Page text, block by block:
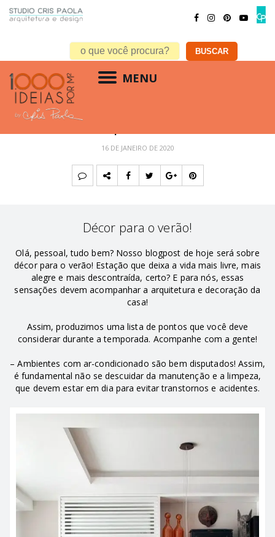
MENU
Décor para o verão!
16 DE JANEIRO DE 2020
Décor para o verão!
Olá, pessoal, tudo bem? Nosso blogpost de hoje será sobre
décor para o verão! Estação que deixa a vida mais livre, mais
alegre e mais descontraída, certo? E para nós, essas
sensações devem acompanhar a arquitetura e decoração da
casa!
Assim, produzimos uma lista de pontos que você deve
considerar durante a temporada. Acompanhe com a gente!
– Ambientes com ar-condicionado são bem disputados! Assim,
é fundamental não se descuidar da manutenção e a limpeza,
que devem estar em dia para evitar transtornos e acidentes.